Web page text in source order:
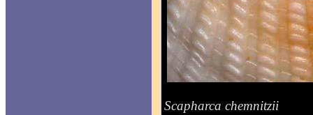
Scapharca chemnitzii